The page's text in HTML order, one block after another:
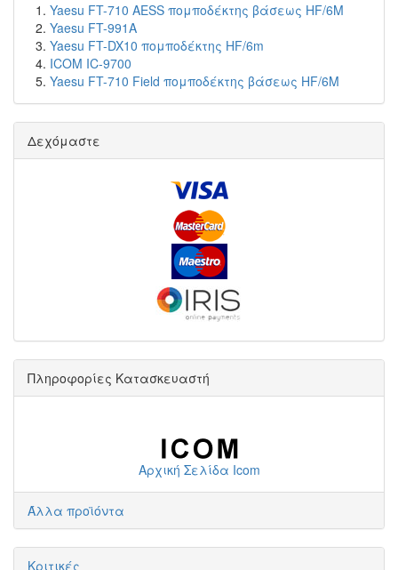
Yaesu FT-710 AESS πομποδέκτης βάσεως HF/6M
Yaesu FT-991A
Yaesu FT-DX10 πομποδέκτης HF/6m
ICOM IC-9700
Yaesu FT-710 Field πομποδέκτης βάσεως HF/6M
Δεχόμαστε
Πληροφορίες Κατασκευαστή
Αρχική Σελίδα Icom
Άλλα προϊόντα
Κριτικές